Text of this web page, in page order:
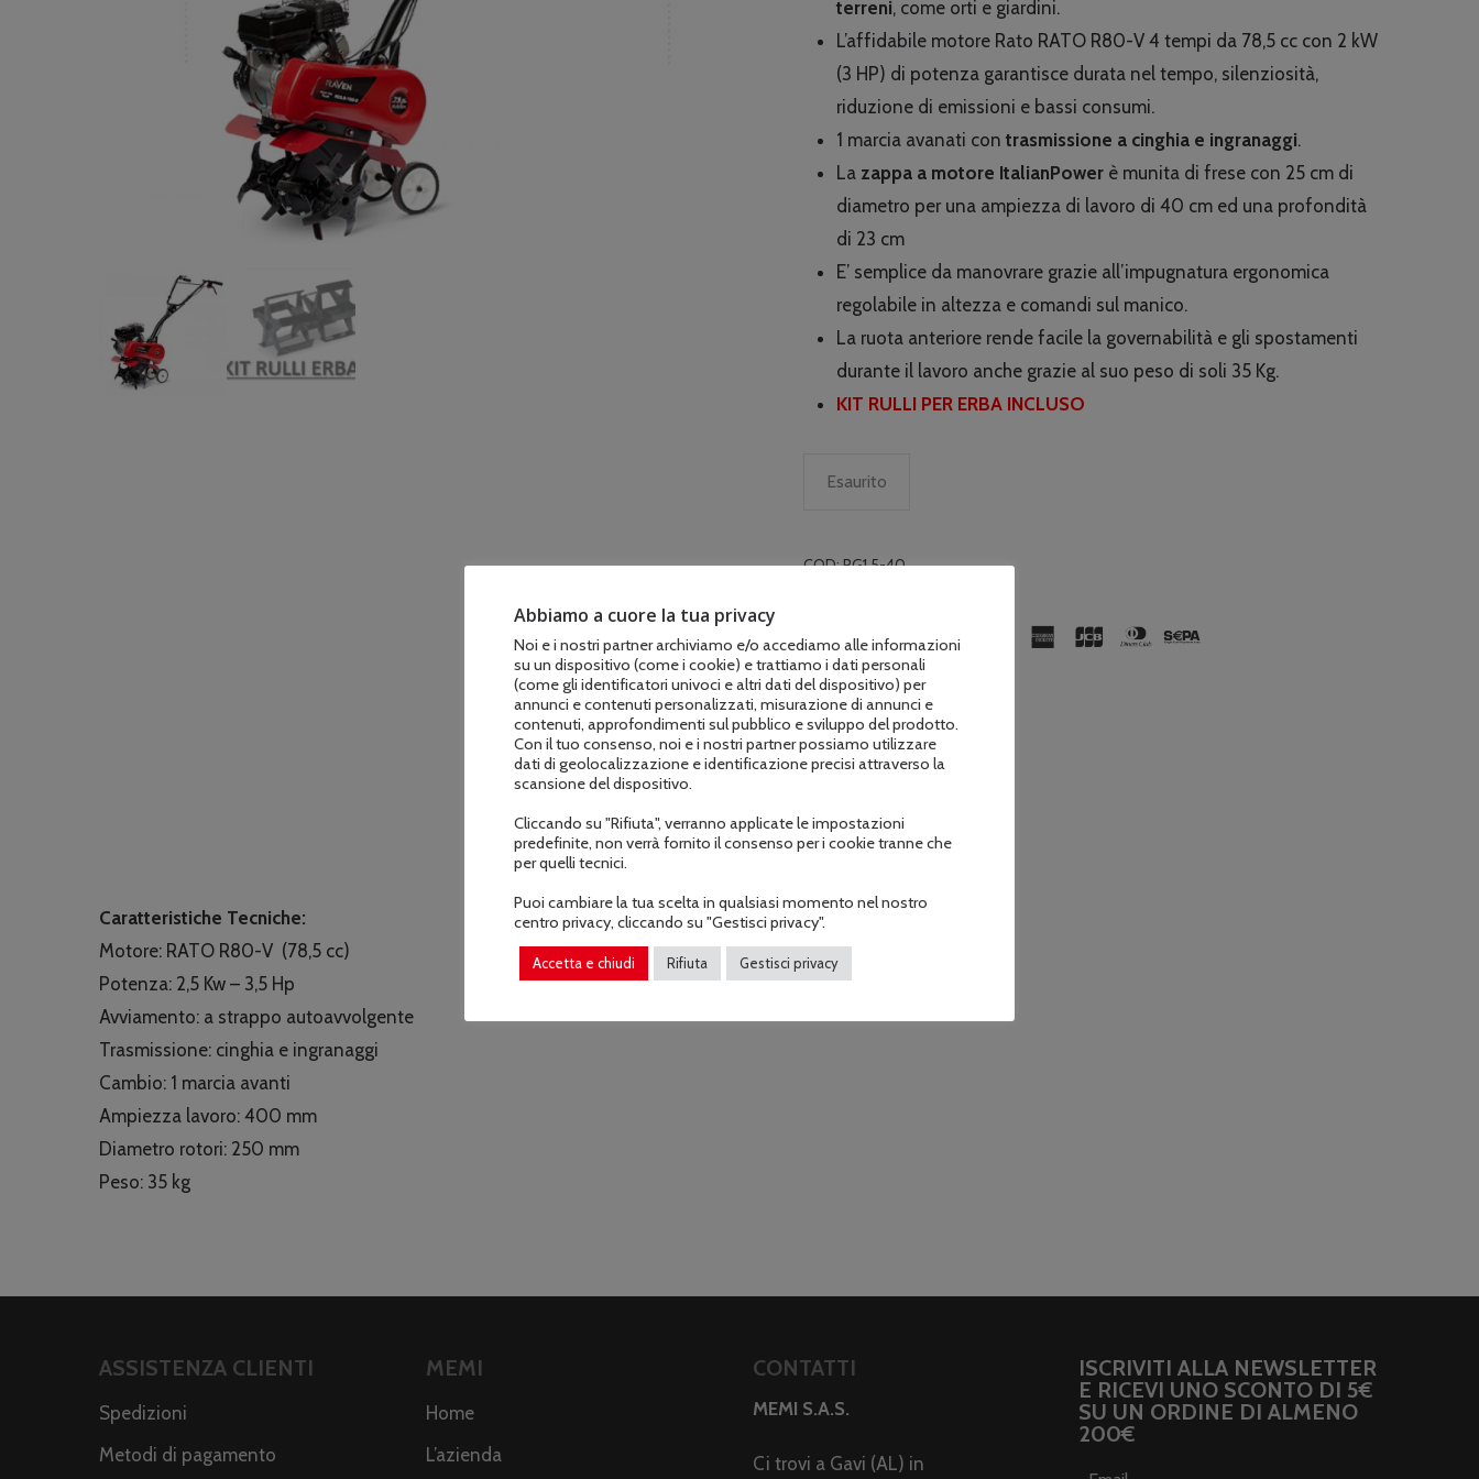
terreni, come orti e giardini.
L’affidabile motore Rato RATO R80-V 4 tempi da 78,5 cc con 2 kW
(3 HP) di potenza garantisce durata nel tempo, silenziosità,
riduzione di emissioni e bassi consumi.
1 marcia avanati contrasmissione a cinghia e ingranaggi.
La zappa a motore ItalianPower è munita di frese con 25 cm di
diametro per una ampiezza di lavoro di 40 cm ed una profondità
di 23 cm
E’ semplice da manovrare grazie all’impugnatura ergonomica
regolabile in altezza e comandi sul manico.
La ruota anteriore rende facile la governabilità e gli spostamenti
durante il lavoro anche grazie al suo peso di soli 35 Kg.
KIT RULLI PER ERBA INCLUSO
Esaurito
COD:RG1.5-40
Caratteristiche Tecniche:
Motore: RATO R80-V (78,5 cc)
Potenza: 2,5 Kw – 3,5 Hp
Avviamento: a strappo autoavvolgente
Trasmissione: cinghia e ingranaggi
Cambio: 1 marcia avanti
Ampiezza lavoro: 400 mm
Diametro rotori: 250 mm
Peso: 35 kg
ASSISTENZA CLIENTI
Spedizioni
Metodi di pagamento
MEMI
Home
L’azienda
CONTATTI
MEMI S.A.S.
Ci trovi a Gavi (AL) in
ISCRIVITI ALLA NEWSLETTER
E RICEVI UNO SCONTO DI 5€
SU UN ORDINE DI ALMENO
200€
Abbiamo a cuore la tua privacy
Noi e i nostri partner archiviamo e/o accediamo alle informazioni
su un dispositivo (come i cookie) e trattiamo i dati personali
(come gli identificatori univoci e altri dati del dispositivo) per
annunci e contenuti personalizzati, misurazione di annunci e
contenuti, approfondimenti sul pubblico e sviluppo del prodotto.
Con il tuo consenso, noi e i nostri partner possiamo utilizzare
dati di geolocalizzazione e identificazione precisi attraverso la
scansione del dispositivo.
Cliccando su "Rifiuta", verranno applicate le impostazioni
predefinite, non verrà fornito il consenso per i cookie tranne che
per quelli tecnici.
Puoi cambiare la tua scelta in qualsiasi momento nel nostro
centro privacy, cliccando su "Gestisci privacy".
Accetta e chiudi Rifiuta Gestisci privacy